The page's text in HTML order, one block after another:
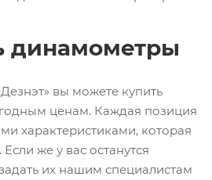
динамометры
вы можете купить
ценам. Каждая позиция
характеристиками, которая
же у вас останутся
их нашим специалистам